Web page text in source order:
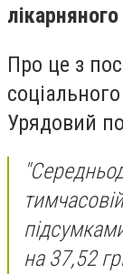
Про це з
Урядовий
на 37,52